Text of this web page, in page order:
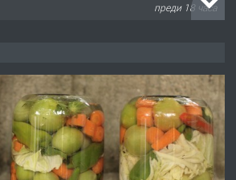
преди 18 часа
537 426
преди 18 часа
Давам обзаведено жилище за жена
без брокери 0889 537 426